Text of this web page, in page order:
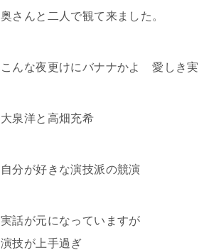
奥さんと二人で観て来ました。
こんな夜更けにバナナかよ 愛しき
大泉洋と高畑充希
自分が好きな演技派の競演
実話が元になっていますが
演技が上手過ぎ